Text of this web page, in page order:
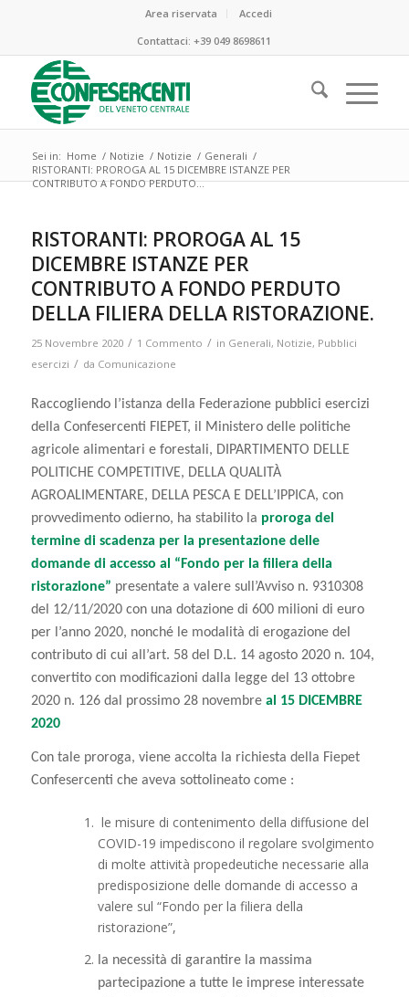
Area riservata
Accedi
Contattaci:+39 049 8698611
Sei in: Home / Notizie / Notizie / Generali /
RISTORANTI: PROROGA AL 15 DICEMBRE ISTANZE PER
CONTRIBUTO A FONDO PERDUTO...
RISTORANTI: PROROGA AL 15
DICEMBRE ISTANZE PER
CONTRIBUTO A FONDO PERDUTO
DELLA FILIERA DELLA RISTORAZIONE.
25 Novembre 2020 / 1 Commento / in Generali, Notizie, Pubblici
esercizi / da Comunicazione
Raccogliendo l’istanza della Federazione pubblici esercizi
della Confesercenti FIEPET , il Ministero delle politiche
agricole alimentari e forestali, DIPARTIMENTO DELLE
POLITICHE COMPETITIVE, DELLA QUALITÀ
AGROALIMENTARE, DELLA PESCA E DELL’IPPICA, con
provvedimento odierno, ha stabilito la proroga del
termine di scadenza per la presentazione delle
domande di accesso al “Fondo per la filiera della
ristorazione” presentate a valere sull’Avviso n. 9310308
del 12/11/2020 con una dotazione di 600 milioni di euro
per l’anno 2020, nonché le modalità di erogazione del
contributo di cui all’art. 58 del D.L. 14 agosto 2020 n. 104,
convertito con modificazioni dalla legge del 13 ottobre
2020 n. 126 dal prossimo 28 novembre al 15 DICEMBRE
2020
Con tale proroga, viene accolta la richiesta della Fiepet
Confesercenti che aveva sottolineato come :
le misure di contenimento della diffusione del
COVID-19 impediscono il regolare svolgimento
di molte attività propedeutiche necessarie alla
predisposizione delle domande di accesso a
valere sul “Fondo per la filiera della
ristorazione”,
la necessità di garantire la massima
partecipazione a tutte le imprese interessate